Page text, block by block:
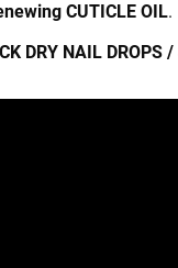
CUTICLE OIL.
DRY NAIL DROPS /